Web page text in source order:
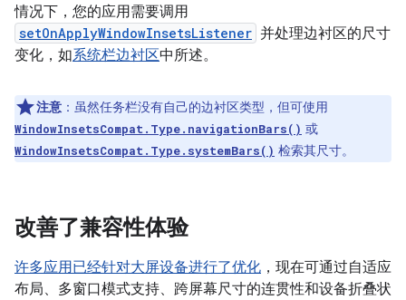
情况下，您的应用需要调用
setOnApplyWindowInsetsListener 并处理边衬区的尺寸
变化，如系统栏边衬区中所述。
注意 ：虽然任务栏没有自己的边衬区类型，但可使用
WindowInsetsCompat.Type.navigationBars() 或
WindowInsetsCompat.Type.systemBars() 检索其尺寸。
改善了兼容性体验
许多应用已经针对大屏设备进行了优化 ，现在可通过自适应
布局、多窗口模式支持、跨屏幕尺寸的连贯性和设备折叠状